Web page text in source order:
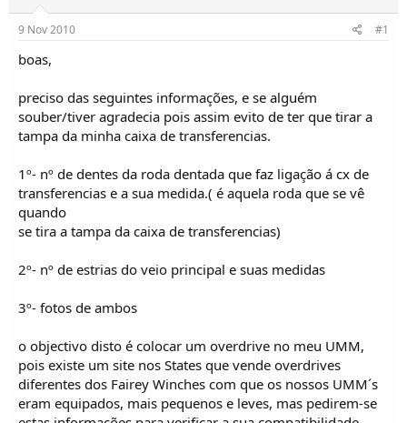
d
o
r
T
ó
p
c
s
o
9 Nov 2010 #1
boas,
preciso das seguintes informações, e se alguém
souber/tiver agradecia pois assim evito de ter que tirar a
tampa da minha caixa de transferencias.
1º- nº de dentes da roda dentada que faz ligação á cx de
transferencias e a sua medida.( é aquela roda que se vê
quando
se tira a tampa da caixa de transferencias)
2º- nº de estrias do veio principal e suas medidas
3º- fotos de ambos
o objectivo disto é colocar um overdrive no meu UMM,
pois existe um site nos States que vende overdrives
diferentes dos Fairey Winches com que os nossos UMM´s
eram equipados, mais pequenos e leves, mas pedirem-se